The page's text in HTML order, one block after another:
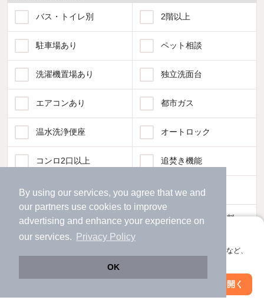
By using our services, you agree that we and
our partners use cookies to improve
advertising and enhance your experience on
our services.
Privacy Policy
OK
アプリに切り替えて、サクサクお部屋探し
会員登録なしですぐ使える。マップ検索やお気に入り保存など、
アプリを開く
バス・トイレ別 2階以上
駐車場あり ペット相談
洗濯機置場あり 独立洗面台
エアコンあり 都市ガス
温水洗浄便座 オートロック
コンロ2口以上 追焚き機能
TV付インターホン 角部屋
新着のみ インターネット無料
物件一覧に反映
絞り込み条件を変更